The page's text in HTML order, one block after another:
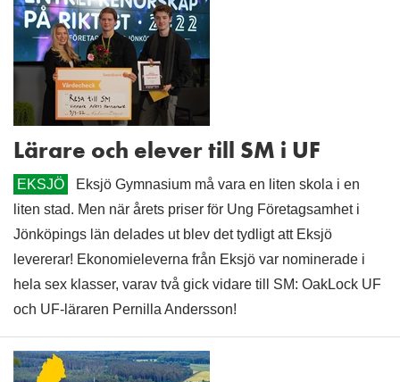
Lärare och elever till SM i UF
EKSJÖ
Eksjö Gymnasium må vara en liten skola i en
liten stad. Men när årets priser för Ung Företagsamhet i
Jönköpings län delades ut blev det tydligt att Eksjö
levererar! Ekonomieleverna från Eksjö var nominerade i
hela sex klasser, varav två gick vidare till SM: OakLock UF
och UF-läraren Pernilla Andersson!